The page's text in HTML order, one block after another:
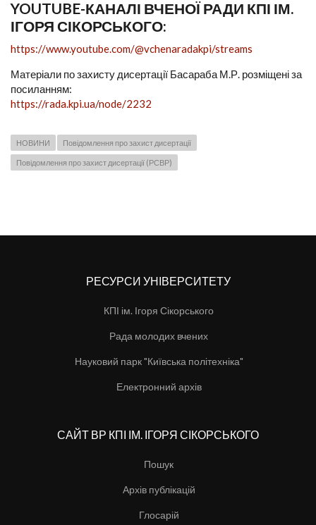
YOUTUBE-КАНАЛІ ВЧЕНОЇ РАДИ КПІ ІМ.
ІГОРЯ СІКОРСЬКОГО:
https://www.youtube.com/@vchenaradakpi/streams
Матеріали по захисту дисертації Басараба М.Р. розміщені за
посиланням:
https://rada.kpi.ua/node/2232
НОВИНИ Повідомлення про захист дисертації
Повідомлення про захист дисертації (РСВР)
РЕСУРСИ УНІВЕРСИТЕТУ
КПІ ім. Ігоря Сікорського
Рада молодих вчених
Науковий парк "Київська політехніка"
Електронний архів
САЙТ ВР КПІ ІМ. ІГОРЯ СІКОРСЬКОГО
Пошук
Архів публікацій
Глосарій